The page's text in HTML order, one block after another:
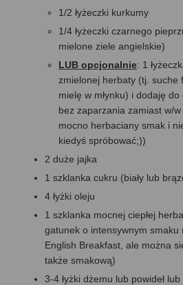
1/2 łyżeczki kurkumy
1/4 łyżeczki czarnego
mielone ziele angielskie)
LUB opcjonalnie: 1
zmielonej herbaty (tj. suche
mielę w młynku) i dodaję do
bez zaparzania zamiast w/
mocno herbaciany smak i
kiedyś spróbować;))
2 duże jajka
1 szklanka cukru (biały lub
4 łyżki oleju
1 szklanka mocnej ciepłej
gatunek o intensywnym smaku
English Breakfast, ale można
także smakową)
3-4 łyżki dżemu lub powideł